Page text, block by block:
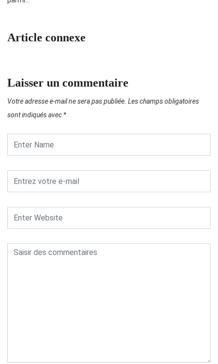
Article connexe
Laisser un commentaire
Votre adresse e-mail ne sera pas publiée. Les champs obligatoires
sont indiqués avec *